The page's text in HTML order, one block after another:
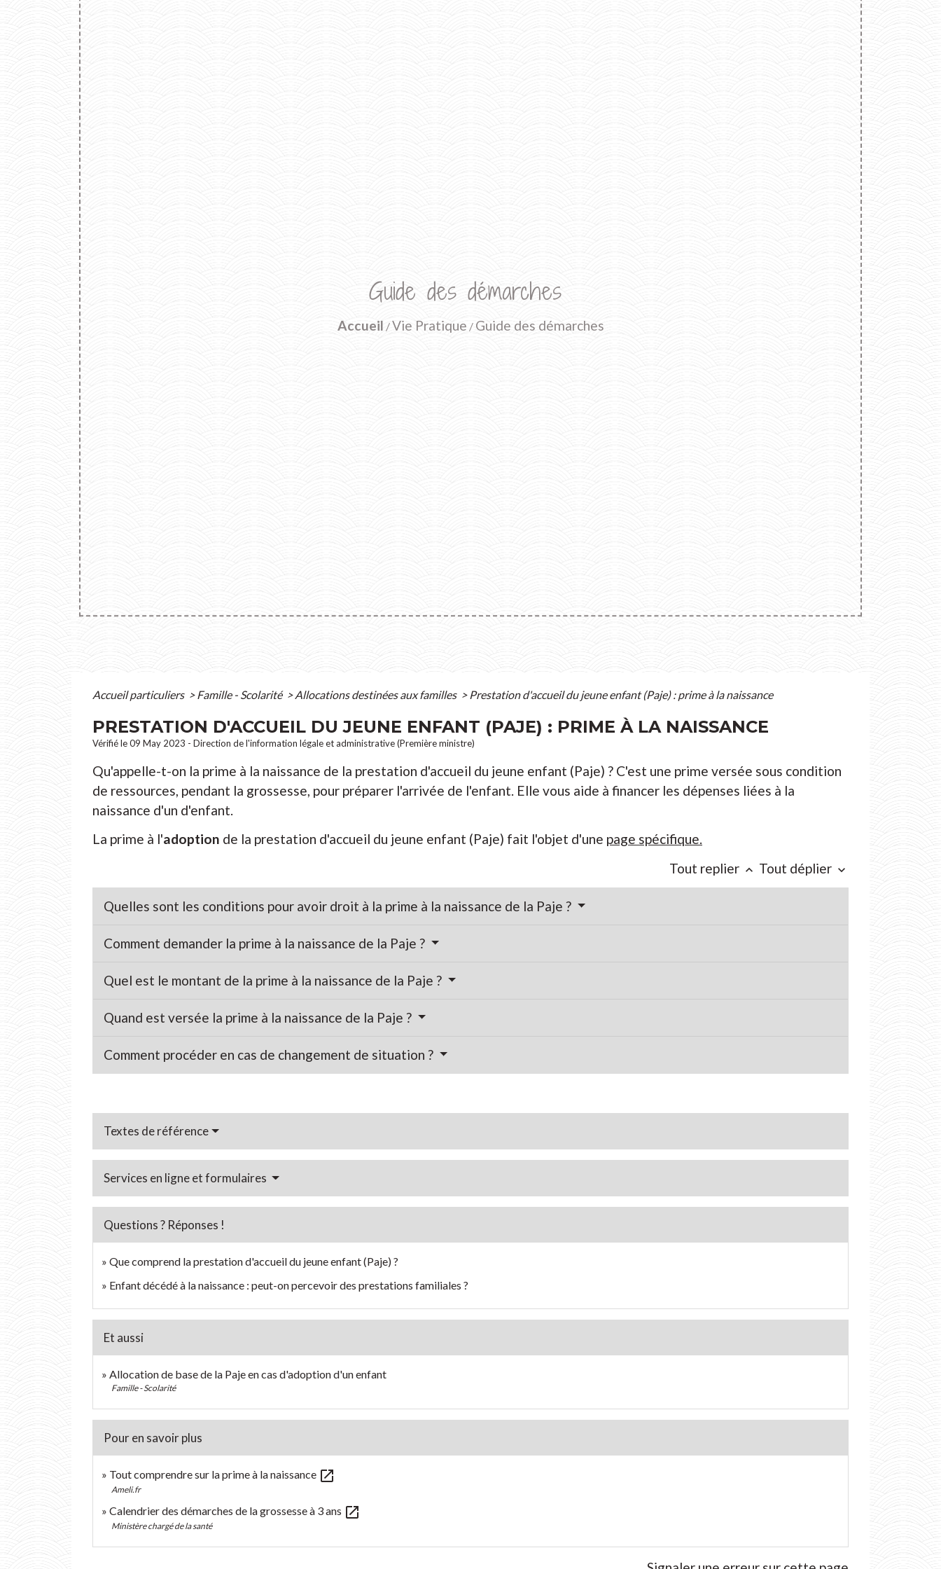
Guide des démarches
Accueil /Vie Pratique / Guide des démarches
Accueil particuliers > Famille - Scolarité > Allocations destinées aux familles > Prestation d'accueil du jeune enfant (Paje) : prime à la naissance
PRESTATION D'ACCUEIL DU JEUNE ENFANT (PAJE) : PRIME À LA NAISSANCE
Vérifié le 09 May 2023 - Direction de l'information légale et administrative (Première ministre)
Qu'appelle-t-on la prime à la naissance de la prestation d'accueil du jeune enfant (Paje) ? C'est une prime versée sous condition
de ressources, pendant la grossesse, pour préparer l'arrivée de l'enfant. Elle vous aide à financer les dépenses liées à la
naissance d'un d'enfant.
La prime à l'adoption de la prestation d'accueil du jeune enfant (Paje) fait l'objet d'une page spécifique.
Tout replier keyboard_arrow_up Tout déplier keyboard_arrow_down
Quelles sont les conditions pour avoir droit à la prime à la naissance de la Paje ?
Comment demander la prime à la naissance de la Paje ?
Quel est le montant de la prime à la naissance de la Paje ?
Quand est versée la prime à la naissance de la Paje ?
Comment procéder en cas de changement de situation ?
Textes de référence
Services en ligne et formulaires
Questions ? Réponses !
Que comprend la prestation d'accueil du jeune enfant (Paje) ?
Enfant décédé à la naissance : peut-on percevoir des prestations familiales ?
Et aussi
Allocation de base de la Paje en cas d'adoption d'un enfant
Famille - Scolarité
Pour en savoir plus
Tout comprendre sur la prime à la naissance open_in_new
Ameli.fr
Calendrier des démarches de la grossesse à 3 ans open_in_new
Ministère chargé de la santé